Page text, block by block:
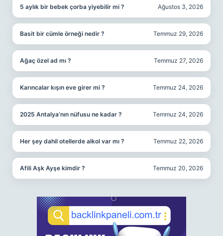
5 aylık bir bebek çorba yiyebilir mi ? Ağustos 3, 2026
Basit bir cümle örneği nedir ? Temmuz 29, 2026
Ağaç özel ad mı ? Temmuz 27, 2026
Karıncalar kışın eve girer mi ? Temmuz 24, 2026
2025 Antalya’nın nüfusu ne kadar ? Temmuz 24, 2026
Her şey dahil otellerde alkol var mı ? Temmuz 22, 2026
Afili Aşk Ayşe kimdir ? Temmuz 20, 2026